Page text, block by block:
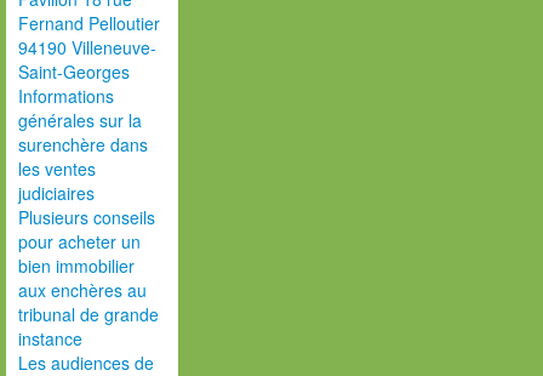
Fernand Pelloutier
94190 Villeneuve-
Saint-Georges
Informations
générales sur la
surenchère dans
les ventes
judiciaires
Plusieurs conseils
pour acheter un
bien immobilier
aux enchères au
tribunal de grande
instance
Les audiences de